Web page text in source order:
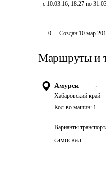
с 10.03.16, 18:27 по
0 Создан 10 мар
Маршруты и
Амурск →
Хабаровский край
Кол-во машин: 1
Варианты
самосвал